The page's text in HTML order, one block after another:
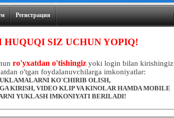
Регистрация
HUQUQI SIZ UCHUN YOPIQ!
ro'yxatdan o'tishingizyoki login bilan kirishingiz
o'tgan foydalanuvchilarga imkoniyatlar:
KO`CHIRIB OLISH,
KIRISH, VIDEO KLIP VA KINOLAR HAMDA MOBILE
YUKLASH IMKONIYATI BERILADI!